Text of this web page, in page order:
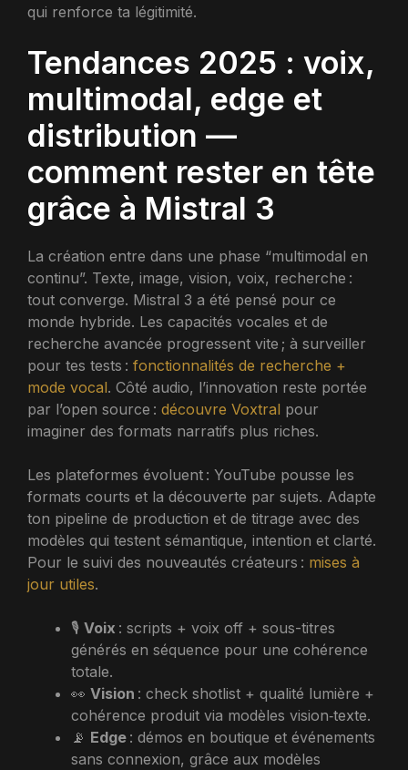
qui renforce ta légitimité.
Tendances 2025 : voix,
multimodal, edge et
distribution —
comment rester en tête
grâce à Mistral 3
La création entre dans une phase “multimodal en
continu”. Texte, image, vision, voix, recherche :
tout converge. Mistral 3 a été pensé pour ce
monde hybride. Les capacités vocales et de
recherche avancée progressent vite ; à surveiller
pour tes tests : fonctionnalités de recherche +
mode vocal. Côté audio, l’innovation reste portée
par l’open source : découvre Voxtral pour
imaginer des formats narratifs plus riches.
Les plateformes évoluent : YouTube pousse les
formats courts et la découverte par sujets. Adapte
ton pipeline de production et de titrage avec des
modèles qui testent sémantique, intention et clarté.
Pour le suivi des nouveautés créateurs : mises à
jour utiles.
🎙️ Voix : scripts + voix off + sous-titres
générés en séquence pour une cohérence
totale.
👀 Vision : check shotlist + qualité lumière +
cohérence produit via modèles vision‑texte.
📡 Edge : démos en boutique et événements
sans connexion, grâce aux modèles